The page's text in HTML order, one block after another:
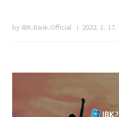
by IBK.Bank.Official 2022. 1. 17.